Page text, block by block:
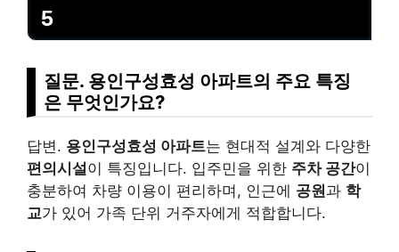
5
질문. 용인구성효성 아파트의 주요 특징
은 무엇인가요?
답변. 용인구성효성 아파트는 현대적 설계와 다양한
편의시설이 특징입니다. 입주민을 위한 주차 공간이
충분하여 차량 이용이 편리하며, 인근에 공원과 학
교가 있어 가족 단위 거주자에게 적합합니다.